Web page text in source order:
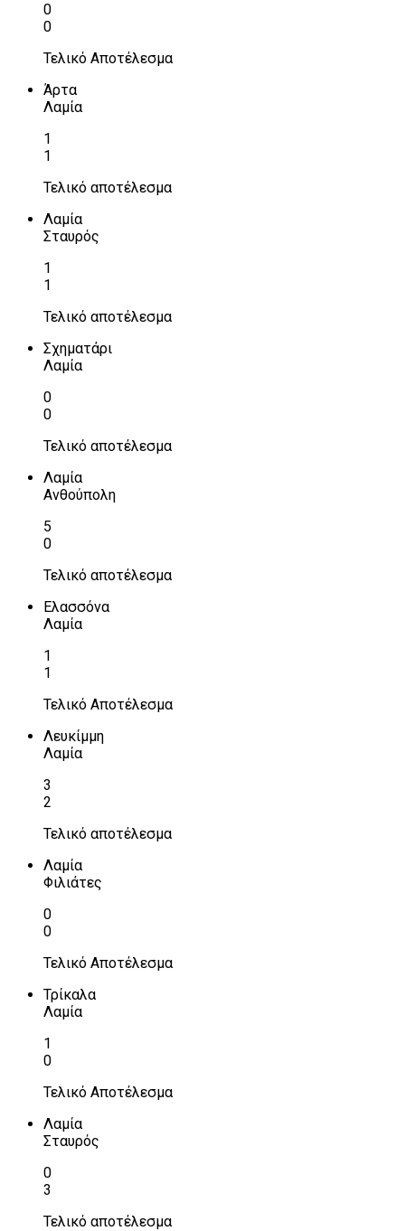
0
0
Τελικό Αποτέλεσμα
Άρτα
Λαμία
1
1
Τελικό αποτέλεσμα
Λαμία
Σταυρός
1
1
Τελικό αποτέλεσμα
Σχηματάρι
Λαμία
0
0
Τελικό αποτέλεσμα
Λαμία
Ανθούπολη
5
0
Τελικό αποτέλεσμα
Ελασσόνα
Λαμία
1
1
Τελικό Αποτέλεσμα
Λευκίμμη
Λαμία
3
2
Τελικό αποτέλεσμα
Λαμία
Φιλιάτες
0
0
Τελικό Αποτέλεσμα
Τρίκαλα
Λαμία
1
0
Τελικό Αποτέλεσμα
Λαμία
Σταυρός
0
3
Τελικό αποτέλεσμα